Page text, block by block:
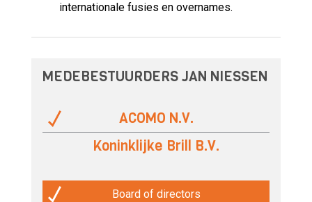
internationale fusies en overnames.
MEDEBESTUURDERS JAN NIESSEN
ACOMO N.V.
Koninklijke Brill B.V.
Board of directors